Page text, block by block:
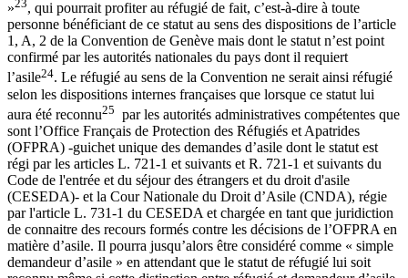
»23, qui pourrait profiter au réfugié de fait, c’est-à-dire à toute
personne bénéficiant de ce statut au sens des dispositions de l’article
1, A, 2 de la Convention de Genève mais dont le statut n’est point
confirmé par les autorités nationales du pays dont il requiert
l’asile24. Le réfugié au sens de la Convention ne serait ainsi réfugié
selon les dispositions internes françaises que lorsque ce statut lui
aura été reconnu25 par les autorités administratives compétentes que
sont l’Office Français de Protection des Réfugiés et Apatrides
(OFPRA) -guichet unique des demandes d’asile dont le statut est
régi par les articles L. 721-1 et suivants et R. 721-1 et suivants du
Code de l'entrée et du séjour des étrangers et du droit d'asile
(CESEDA)- et la Cour Nationale du Droit d’Asile (CNDA), régie
par l'article L. 731-1 du CESEDA et chargée en tant que juridiction
de connaitre des recours formés contre les décisions de l’OFPRA en
matière d’asile. Il pourra jusqu’alors être considéré comme « simple
demandeur d’asile » en attendant que le statut de réfugié lui soit